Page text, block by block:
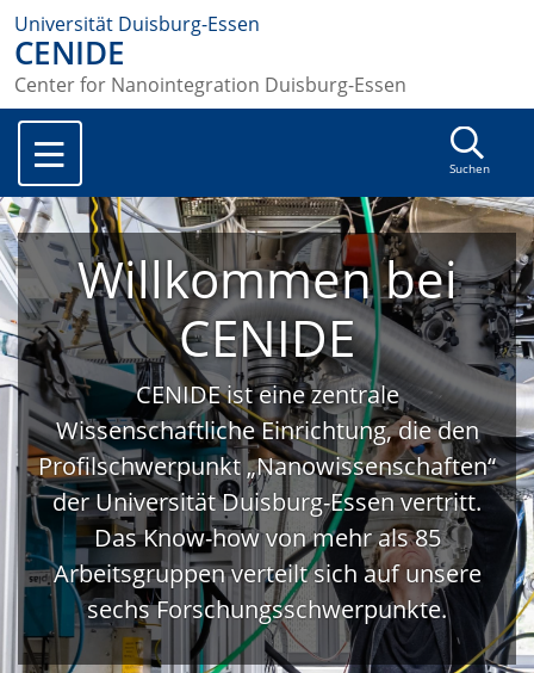
Universität Duisburg-Essen
CENIDE
Center for Nanointegration Duisburg-Essen
Suchen
Willkommen bei
CENIDE
CENIDE ist eine zentrale
Wissenschaftliche Einrichtung, die den
Profilschwerpunkt „Nanowissenschaften“
der Universität Duisburg-Essen vertritt.
Das Know-how von mehr als 85
Arbeitsgruppen verteilt sich auf unsere
sechs Forschungsschwerpunkte.